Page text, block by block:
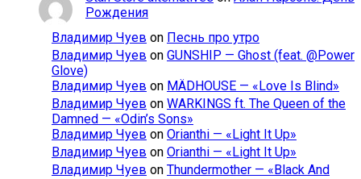
Рождения
Владимир Чуев on Песнь про утро
Владимир Чуев on GUNSHIP — Ghost (feat. @Power
Glove)
Владимир Чуев on MÄDHOUSE — «Love Is Blind»
Владимир Чуев on WARKINGS ft. The Queen of the
Damned — «Odin’s Sons»
Владимир Чуев on Orianthi — «Light It Up»
Владимир Чуев on Orianthi — «Light It Up»
Владимир Чуев on Thundermother — «Black And